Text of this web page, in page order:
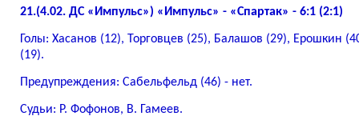
21.(4.02. ДС «Импульс») «Импульс» - «Спартак» - 6:1 (2:1)
Голы: Хасанов (12), Торговцев (25), Балашов (29), Ерошкин
(19).
Предупреждения: Сабельфельд (46) - нет.
Судьи: Р. Фофонов, В. Гамеев.